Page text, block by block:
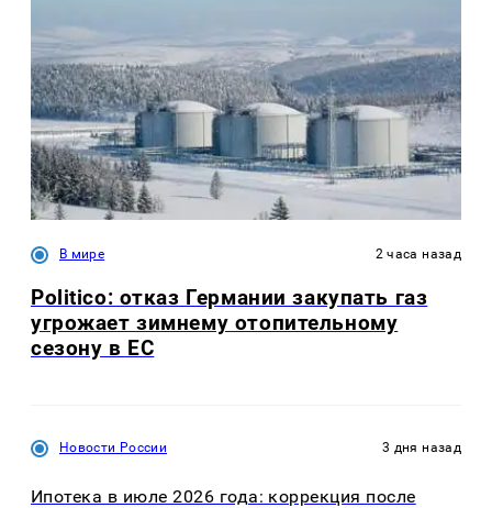
В мире 2 часа назад
Politico: отказ Германии закупать газ
угрожает зимнему отопительному
сезону в ЕС
Новости России 3 дня назад
Ипотека в июле 2026 года: коррекция после